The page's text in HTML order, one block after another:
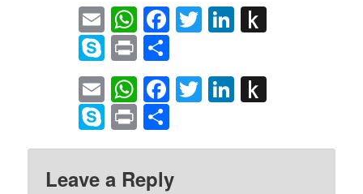
EmailWhatsApp
Facebook
TwitterLinkedIn
Skype
Print
EmailWhatsApp
Facebook
TwitterLinkedIn
Kindle
Skype
Print
Leave a Reply